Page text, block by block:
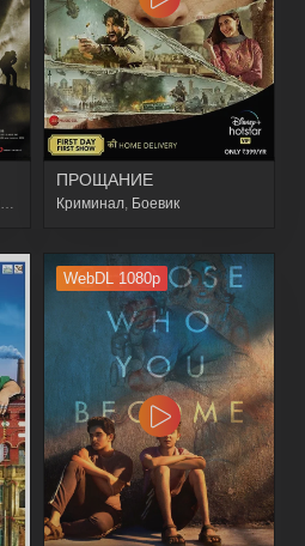
история
ПРОЩАНИЕ
Криминал Боевик
WebDL 1080p